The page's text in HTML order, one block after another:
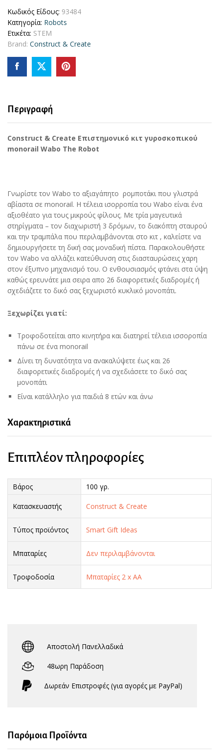
Κωδικός Είδους: 93484
Κατηγορία: Robots
Ετικέτα: STEM
Brand: Construct & Create
Περιγραφή
Construct & Create Επιστημονικό κιτ γυροσκοπικού
monorail Wabo The Robot
Γνωρίστε τον Wabo το αξιαγάπητο ρομποτάκι που γλιστρά
αβίαστα σε monorail. Η τέλεια ισορροπία του Wabo είναι ένα
αξιοθέατο για τους μικρούς φίλους. Με τρία μαγευτικά
στηρίγματα – τον διαχωριστή 3 δρόμων, το διακόπτη σταυρού
και την τραμπάλα που περιλαμβάνονται στο κιτ , καλείστε να
δημιουργήσετε τη δική σας μοναδική πίστα. Παρακολουθήστε
τον Wabo να αλλάζει κατεύθυνση στις διασταυρώσεις χαρη
στον έξυπνο μηχανισμό του. Ο ενθουσιασμός φτάνει στα ύψη
καθώς ερευνάτε μια σειρα απο 26 διαφορετικές διαδρομές ή
σχεδιάζετε το δικό σας ξεχωριστό κυκλικό μονοπάτι.
Ξεχωρίζει γιατί:
Τροφοδοτείται απο κινητήρα και διατηρεί τέλεια ισσοροπία
πάνω σε ένα monorail
Δίνει τη δυνατότητα να ανακαλύψετε έως και 26
διαφορετικές διαδρομές ή να σχεδιάσετε το δικό σας
μονοπάτι
Είναι κατάλληλο για παιδιά 8 ετών και άνω
Χαρακτηριστικά
Επιπλέον πληροφορίες
Βάρος 100 γρ.
Κατασκευαστής Construct & Create
Τύπος προϊόντος Smart Gift Ideas
Μπαταρίες Δεν περιλαμβάνονται
Τροφοδοσία Μπαταρίες 2 x AA
Αποστολή Πανελλαδικά
48ωρη Παράδοση
Δωρεάν Eπιστροφές (για αγορές με PayPal)
Παρόμοια Προϊόντα